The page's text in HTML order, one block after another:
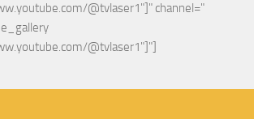
@tvlaser1"]" channel="
@tvlaser1"]"]